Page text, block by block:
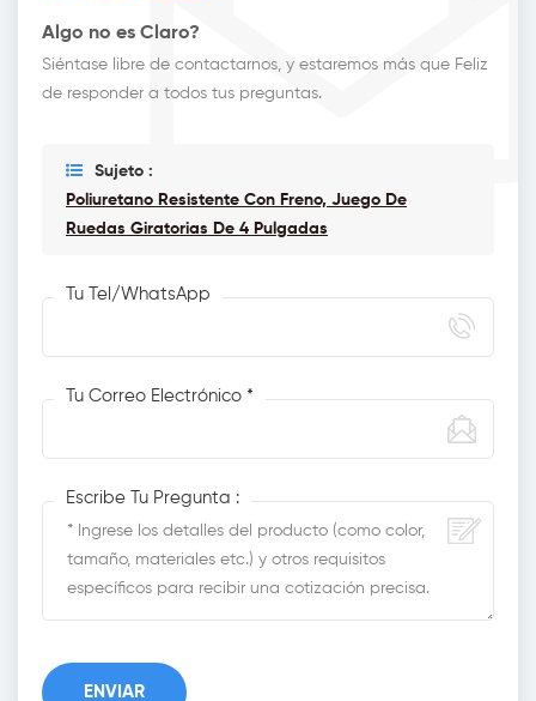
Algo no es Claro?
Siéntase libre de contactarnos, y estaremos más que Feliz
de responder a todos tus preguntas.
Sujeto :
Poliuretano Resistente Con Freno, Juego De
Ruedas Giratorias De 4 Pulgadas
Tu Tel/WhatsApp
Tu Correo Electrónico *
Escribe Tu Pregunta :